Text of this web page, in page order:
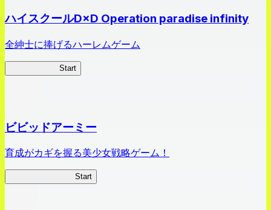
ハイスクールD×D Operation paradise infinity
全紳士に捧げるハーレムゲーム
Start
ビビッドアーミー
育成がカギを握る美少女戦略ゲーム！
Start